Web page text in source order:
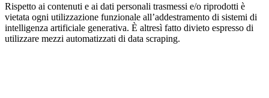
Rispetto ai contenuti e ai dati personali trasmessi e/o riprodotti è
vietata ogni utilizzazione funzionale all’addestramento di sistemi di
intelligenza artificiale generativa. È altresì fatto divieto espresso di
utilizzare mezzi automatizzati di data scraping.